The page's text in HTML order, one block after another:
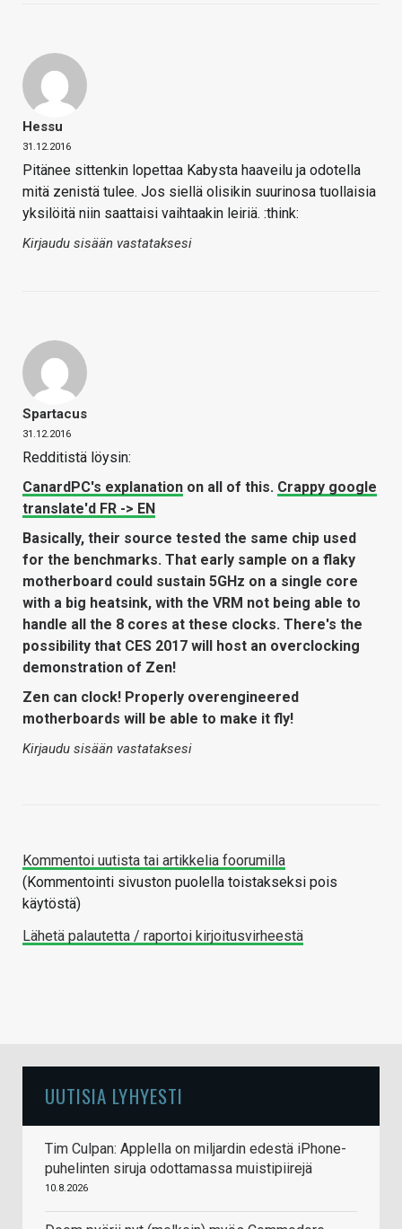
Hessu
31.12.2016
Pitänee sittenkin lopettaa Kabysta haaveilu ja odotella
mitä zenistä tulee. Jos siellä olisikin suurinosa tuollaisia
yksilöitä niin saattaisi vaihtaakin leiriä. :think:
Kirjaudu sisään vastataksesi
Spartacus
31.12.2016
Redditistä löysin:
CanardPC's explanation on all of this. Crappy google
translate'd FR -> EN
Basically, their source tested the same chip used
for the benchmarks. That early sample on a flaky
motherboard could sustain 5GHz on a single core
with a big heatsink, with the VRM not being able to
handle all the 8 cores at these clocks. There's the
possibility that CES 2017 will host an overclocking
demonstration of Zen!
Zen can clock! Properly overengineered
motherboards will be able to make it fly!
Kirjaudu sisään vastataksesi
Kommentoi uutista tai artikkelia foorumilla
(Kommentointi sivuston puolella toistakseksi pois
käytöstä)
Lähetä palautetta / raportoi kirjoitusvirheestä
UUTISIA LYHYESTI
Tim Culpan: Applella on miljardin edestä iPhone-
puhelinten siruja odottamassa muistipiirejä
10.8.2026